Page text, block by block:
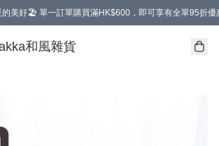
美好🏖️ 單一訂單購買滿HK$600，即可享有全單95折優
配送，單一訂單消費購物滿HK$680(折扣後），可享有
和風雜貨